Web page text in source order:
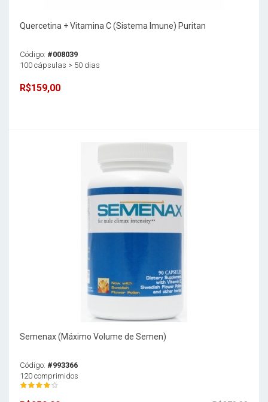
Quercetina + Vitamina C (Sistema Imune) Puritan
Código: #008039
100 cápsulas > 50 dias
R$159,00
Semenax (Máximo Volume de Semen)
Código: #993366
120 comprimidos